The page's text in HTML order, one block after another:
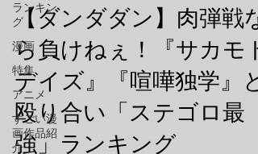
ランキン
グ
漫画
特集
アニメ
すごい漫
画作品紹
介
【ダンダダン】肉弾戦な
ら負けねぇ！『サカモト
デイズ』『喧嘩独学』と
殴り合い「ステゴロ最
強」ランキング